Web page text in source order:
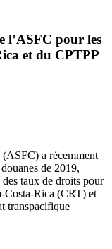
l’ASFC pour les
et du CPTPP
(ASFC) a récemment
de 2019,
taux de droits pour
Costa-Rica (CRT) et
transpacifique